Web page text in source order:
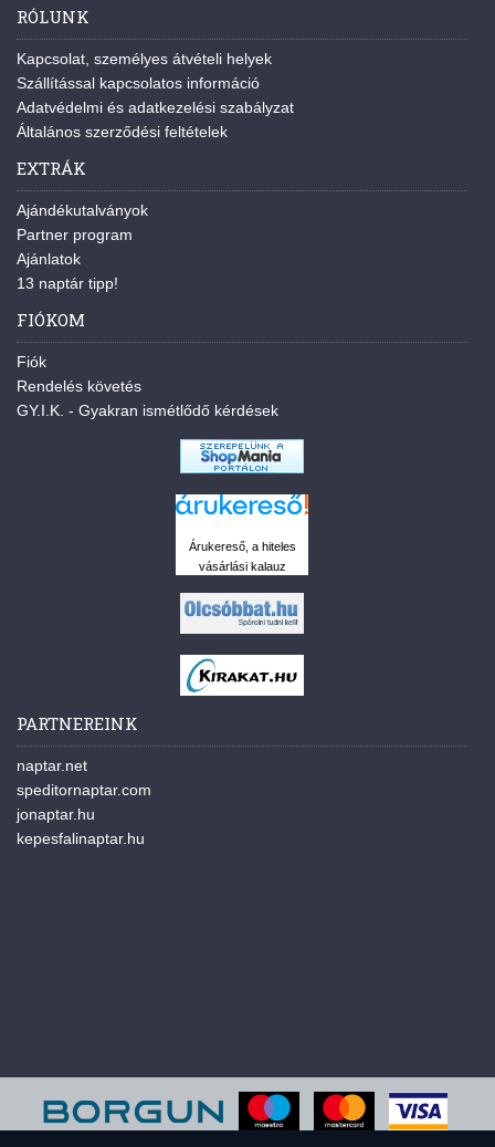
RÓLUNK
Kapcsolat, személyes átvételi helyek
Szállítással kapcsolatos információ
Adatvédelmi és adatkezelési szabályzat
Általános szerződési feltételek
EXTRÁK
Ajándékutalványok
Partner program
Ajánlatok
13 naptár tipp!
FIÓKOM
Fiók
Rendelés követés
GY.I.K. - Gyakran ismétlődő kérdések
Árukereső, a hiteles
vásárlási kalauz
PARTNEREINK
naptar.net
speditornaptar.com
jonaptar.hu
kepesfalinaptar.hu